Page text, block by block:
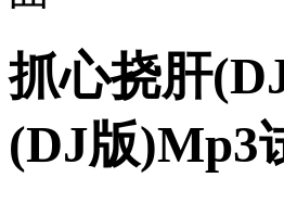
抓心挠肝
(DJ版)Mp3